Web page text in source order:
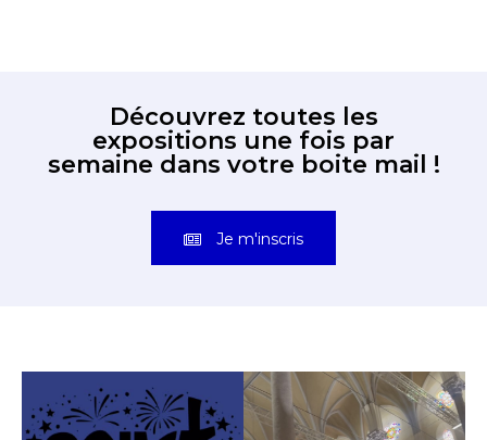
Découvrez toutes les
expositions une fois par
semaine dans votre boite mail !
Je m'inscris